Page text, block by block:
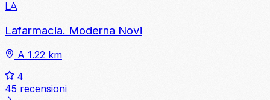
LA
Lafarmacia. Moderna Novi
A 1.22 km
4
45 recensioni